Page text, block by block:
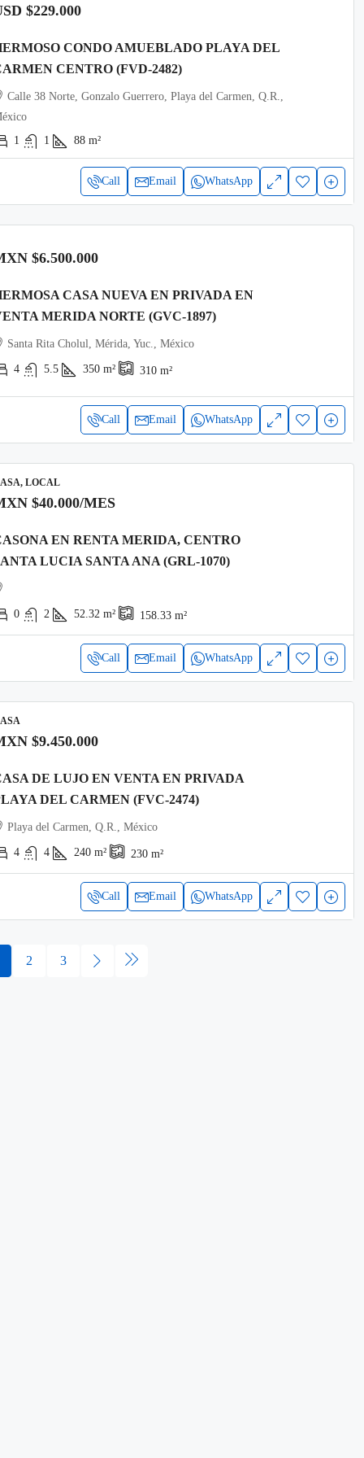
$229.000
CONDO AMUEBLADO PLAYA DEL
CENTRO (FVD-2482)
Calle 38 Norte, Gonzalo Guerrero, Playa del Carmen, Q.R.,
1
1 88 m²
Call Email WhatsApp
$6.500.000
CASA NUEVA EN PRIVADA EN
MERIDA NORTE (GVC-1897)
Santa Rita Cholul, Mérida, Yuc., México
4 5.5 350 m² 310 m²
Call Email WhatsApp
LOCAL
$40.000/MES
EN RENTA MERIDA, CENTRO
LUCIA SANTA ANA (GRL-1070)
0 2 52.32 m² 158.33 m²
Call Email WhatsApp
$9.450.000
DE LUJO EN VENTA EN PRIVADA
DEL CARMEN (FVC-2474)
Playa del Carmen, Q.R., México
4 4 240 m² 230 m²
Call Email WhatsApp
2 3